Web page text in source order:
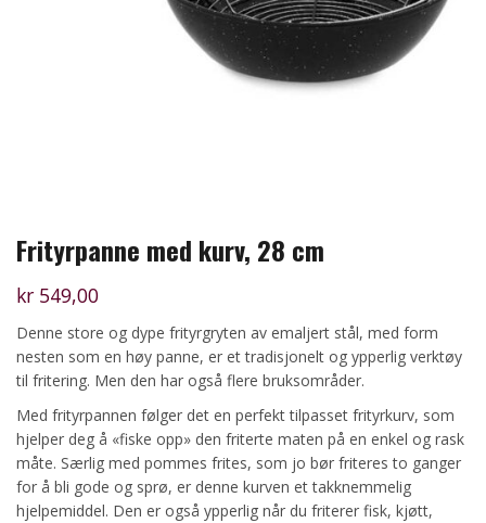
Frityrpanne med kurv, 28 cm
kr 549,00
Denne store og dype frityrgryten av emaljert stål, med form
nesten som en høy panne, er et tradisjonelt og ypperlig verktøy
til fritering. Men den har også flere bruksområder.
Med frityrpannen følger det en perfekt tilpasset frityrkurv, som
hjelper deg å «fiske opp» den friterte maten på en enkel og rask
måte. Særlig med pommes frites, som jo bør friteres to ganger
for å bli gode og sprø, er denne kurven et takknemmelig
hjelpemiddel. Den er også ypperlig når du friterer fisk, kjøtt,